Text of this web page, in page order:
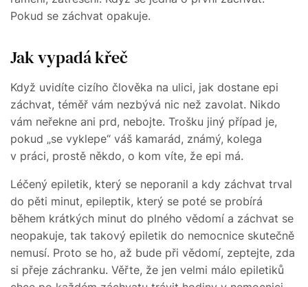
Pokud se záchvat opakuje.
Jak vypadá křeč
Když uvidíte cizího člověka na ulici, jak dostane epi
záchvat, téměř vám nezbývá nic než zavolat. Nikdo
vám neřekne ani prd, nebojte. Trošku jiný případ je,
pokud „se vyklepe“ váš kamarád, známý, kolega
v práci, prostě někdo, o kom víte, že epi má.
Léčený epiletik, který se neporanil a kdy záchvat trval
do pěti minut, epileptik, který se poté se probírá
během krátkých minut do plného vědomí a záchvat se
neopakuje, tak takový epiletik do nemocnice skutečně
nemusí. Proto se ho, až bude při vědomí, zeptejte, zda
si přeje záchranku. Věřte, že jen velmi málo epiletiků